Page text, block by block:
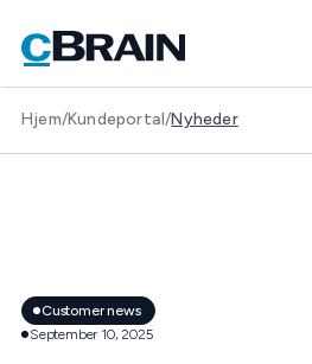
Hjem/Kundeportal/Nyheder
Customer news
September 10, 2025